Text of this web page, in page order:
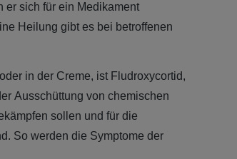
er sich für ein Medikament
Heilung gibt es bei betroffenen
in der Creme, ist Fludroxycortid,
Ausschüttung von chemischen
sollen und für die
So werden die Symptome der